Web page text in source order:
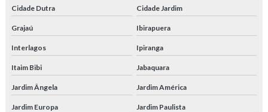
Tubos para calor
Tubos hidráulicos alta pressão
Tubos para sistemas hidráulicos
Tubos trefilados aço
Cidade Dutra Cidade Jardim
Grajaú Ibirapuera
Interlagos Ipiranga
Itaim Bibi Jabaquara
Jardim Ângela Jardim América
Jardim Europa Jardim Paulista